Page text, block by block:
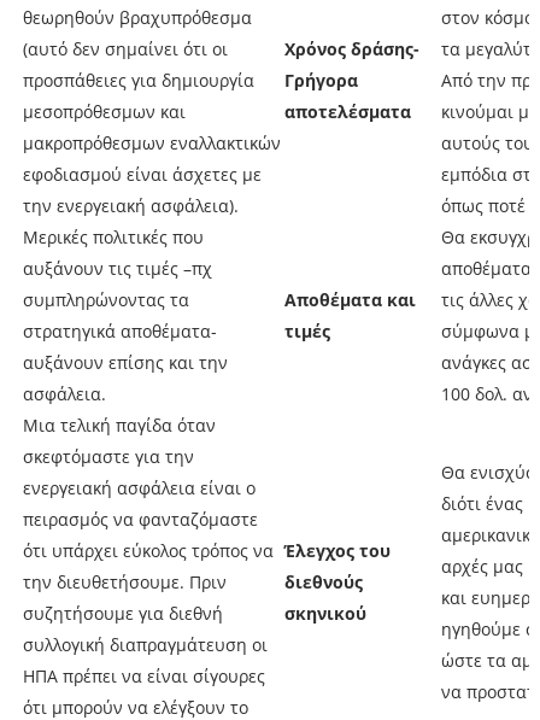
θεωρηθούν βραχυπρόθεσμα
(αυτό δεν σημαίνει ότι οι
προσπάθειες για δημιουργία
μεσοπρόθεσμων και
μακροπρόθεσμων εναλλακτικών
εφοδιασμού είναι άσχετες με
την ενεργειακή ασφάλεια).
Χρόνος δράσης-
Γρήγορα
αποτελέσματα
στον κόσμο,
τα
Από την
κινούμαι
αυτούς
εμπόδια
όπως ποτέ
Μερικές πολιτικές που
αυξάνουν τις τιμές –πχ
συμπληρώνοντας τα
στρατηγικά αποθέματα-
αυξάνουν επίσης και την
ασφάλεια.
Αποθέματα και
τιμές
Θα
αποθέματα
τις άλλες
σύμφωνα με
ανάγκες
100 δολ.
Μια τελική παγίδα όταν
σκεφτόμαστε για την
ενεργειακή ασφάλεια είναι ο
πειρασμός να φανταζόμαστε
ότι υπάρχει εύκολος τρόπος να
την διευθετήσουμε. Πριν
συζητήσουμε για διεθνή
συλλογική διαπραγμάτευση οι
ΗΠΑ πρέπει να είναι σίγουρες
ότι μπορούν να ελέγξουν το
Έλεγχος του
διεθνούς
σκηνικού
Θα
διότι ένας
αρχές μας
και
ηγηθούμε
ώστε τα
να